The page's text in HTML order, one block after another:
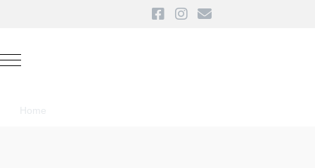
Mobile Menu Toggle
Home